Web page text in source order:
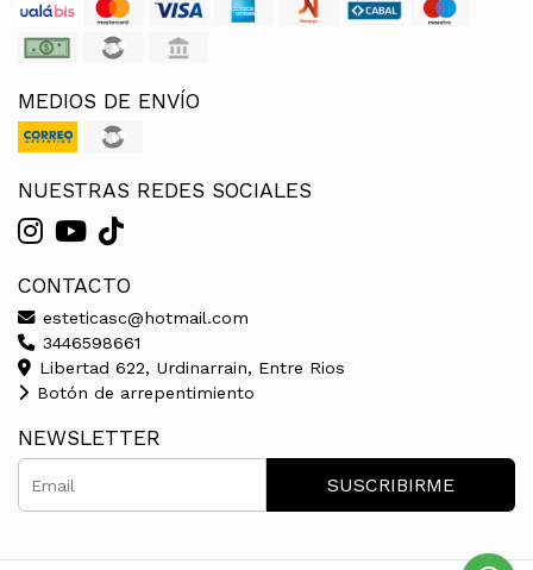
MEDIOS DE ENVÍO
NUESTRAS REDES SOCIALES
CONTACTO
esteticasc@hotmail.com
3446598661
Libertad 622, Urdinarrain, Entre Rios
Botón de arrepentimiento
NEWSLETTER
SUSCRIBIRME